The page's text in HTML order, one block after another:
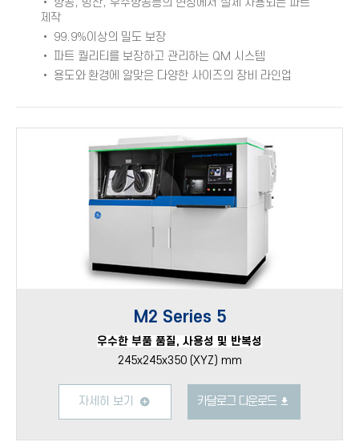
• 항공, 방산, 우주항공등의 현장에서 실제 사용되는 파트
제작
• 99.9%이상의 밀도 보장
• 파트 퀄리티를 보장하고 관리하는 QM 시스템
• 용도와 환경에 알맞은 다양한 사이즈의 장비 라인업
M2 Series 5
우수한 부품 품질, 사용성 및 반복성
245x245x350 (XYZ) mm
자세히 보기 카달로그 다운로드